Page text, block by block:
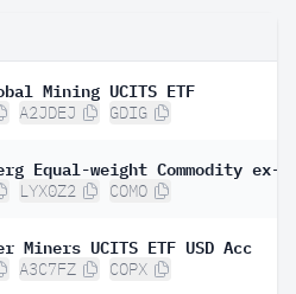
Mining UCITS ETF
A2JDEJ GDIG
LYX0Z2 COMO
Miners UCITS ETF USD Acc
A3C7FZ COPX